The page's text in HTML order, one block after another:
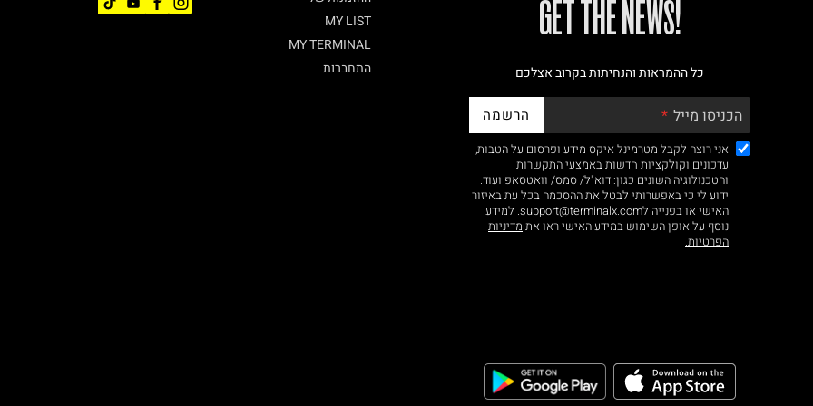
על גבי החבילה
באתר בלבד
בלבד. לא ניתן
MY LIST
MY TERMINAL
התחברות
!GET THE NEWS
כל ההמראות והנחיתות בקרוב אצלכם
הכניסו מייל הרשמה
אני רוצה לקבל מטרמינל איקס מידע ופרסום על הטבות,
עדכונים וקולקציות חדשות באמצעי התקשרות
והטכנולוגיה השונים כגון: דוא"ל/ סמס/ וואטסאפ ועוד.
ידוע לי כי באפשרותי לבטל את ההסכמה בכל עת באיזור
האישי או בפנייה לsupport@terminalx.com. למידע
נוסף על אופן השימוש במידע האישי ראו את מדיניות
הפרטיות.